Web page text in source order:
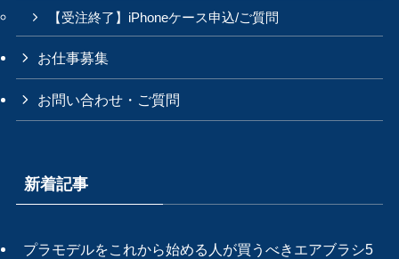
【受注終了】iPhoneケース申込/ご質問
お仕事募集
お問い合わせ・ご質問
新着記事
プラモデルをこれから始める人が買うべきエアブラシ5